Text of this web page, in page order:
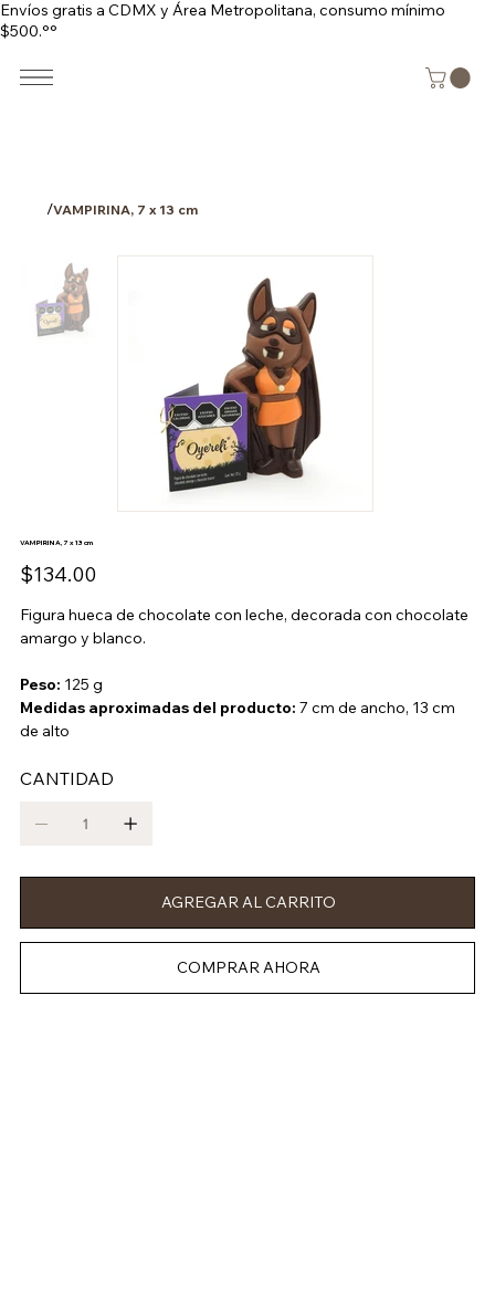
Envíos gratis a CDMX y Área Metropolitana, consumo mínimo
$500.°°
/VAMPIRINA, 7 x 13 cm
VAMPIRINA, 7 x 13 cm
Precio
$134.00
Figura hueca de chocolate con leche, decorada con chocolate
amargo y blanco.
Peso: 125 g
Medidas aproximadas del producto: 7 cm de ancho, 13 cm
de alto
CANTIDAD
AGREGAR AL CARRITO
COMPRAR AHORA